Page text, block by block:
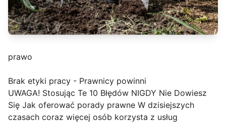
prawo
Brak etyki pracy - Prawnicy powinni
UWAGA! Stosując Te 10 Błędów NIGDY Nie Dowiesz
Się Jak oferować porady prawne W dzisiejszych
czasach coraz więcej osób korzysta z usług